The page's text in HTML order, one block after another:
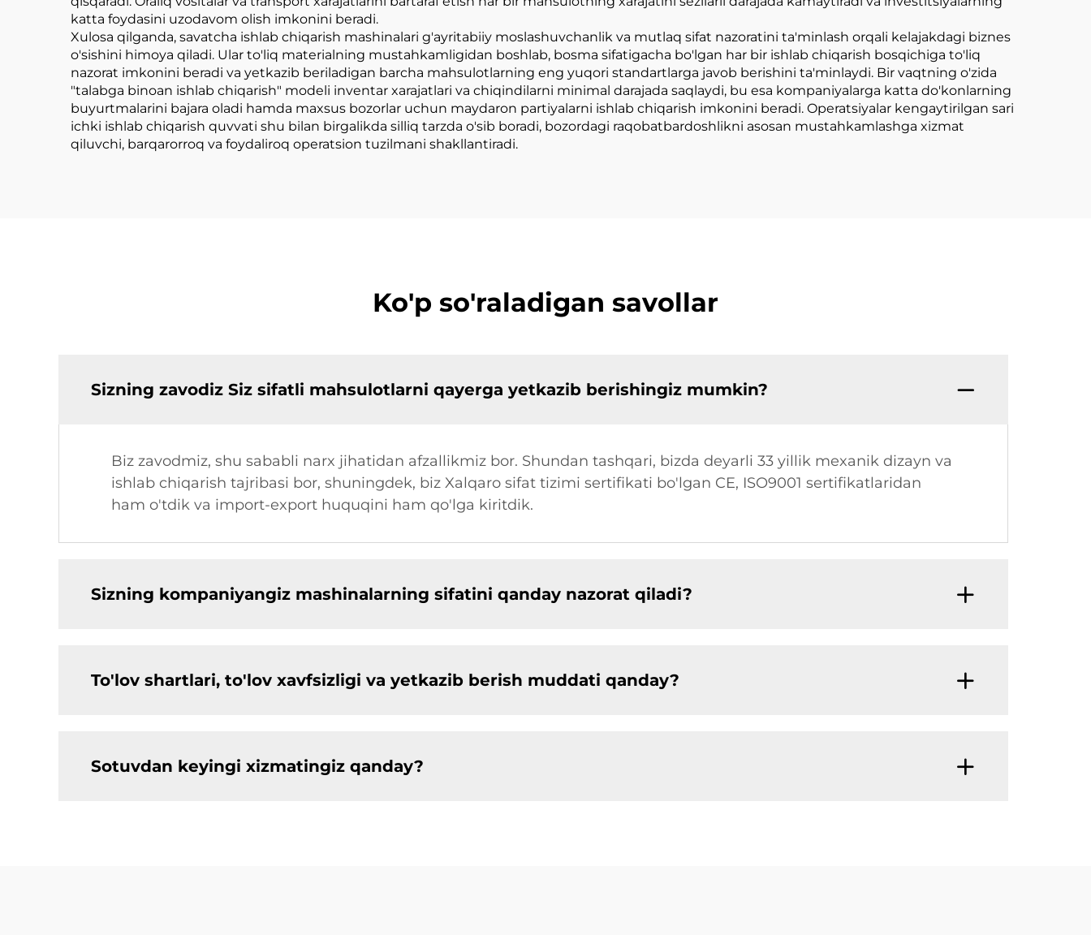
katta foydasini uzodavom olish imkonini beradi.
Xulosa qilganda, savatcha ishlab chiqarish mashinalari g'ayritabiiy moslashuvchanlik va mutlaq sifat nazoratini ta'minlash orqali kelajakdagi biznes
o'sishini himoya qiladi. Ular to'liq materialning mustahkamligidan boshlab, bosma sifatigacha bo'lgan har bir ishlab chiqarish bosqichiga to'liq
nazorat imkonini beradi va yetkazib beriladigan barcha mahsulotlarning eng yuqori standartlarga javob berishini ta'minlaydi. Bir vaqtning o'zida
"talabga binoan ishlab chiqarish" modeli inventar xarajatlari va chiqindilarni minimal darajada saqlaydi, bu esa kompaniyalarga katta do'konlarning
buyurtmalarini bajara oladi hamda maxsus bozorlar uchun maydaron partiyalarni ishlab chiqarish imkonini beradi. Operatsiyalar kengaytirilgan sari
ichki ishlab chiqarish quvvati shu bilan birgalikda silliq tarzda o'sib boradi, bozordagi raqobatbardoshlikni asosan mustahkamlashga xizmat
qiluvchi, barqarorroq va foydaliroq operatsion tuzilmani shakllantiradi.
Ko'p so'raladigan savollar
Sizning zavodiz Siz sifatli mahsulotlarni qayerga yetkazib berishingiz mumkin?
Biz zavodmiz, shu sababli narx jihatidan afzallikmiz bor. Shundan tashqari, bizda deyarli 33 yillik mexanik dizayn va
ishlab chiqarish tajribasi bor, shuningdek, biz Xalqaro sifat tizimi sertifikati bo'lgan CE, ISO9001 sertifikatlaridan
ham o'tdik va import-export huquqini ham qo'lga kiritdik.
Sizning kompaniyangiz mashinalarning sifatini qanday nazorat qiladi?
To'lov shartlari, to'lov xavfsizligi va yetkazib berish muddati qanday?
Sotuvdan keyingi xizmatingiz qanday?